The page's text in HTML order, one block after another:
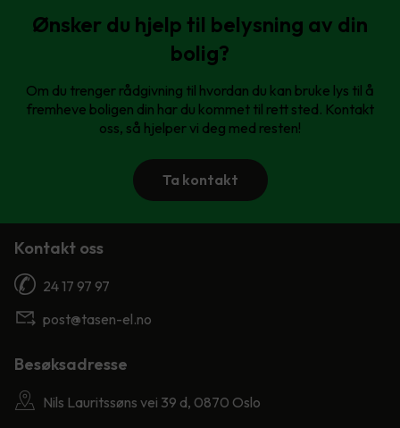
Ønsker du hjelp til belysning av din
bolig?
Om du trenger rådgivning til hvordan du kan bruke lys til å
fremheve boligen din har du kommet til rett sted. Kontakt
oss, så hjelper vi deg med resten!
Ta kontakt
Kontakt oss
24 17 97 97
post@tasen-el.no
Besøksadresse
Nils Lauritssøns vei 39 d, 0870 Oslo